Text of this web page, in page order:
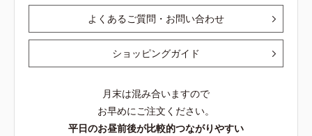
よくあるご質問・お問い合わせ
ショッピングガイド
月末は混み合いますので
お早めにご注文ください。
平日のお昼前後が比較的つながりやすい